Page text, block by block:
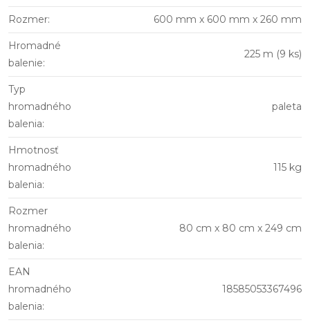
Rozmer: 600 mm x 600 mm x 260 mm
Hromadné
balenie:
225 m (9 ks)
Typ
hromadného
balenia:
paleta
Hmotnosť
hromadného
balenia:
115 kg
Rozmer
hromadného
balenia:
80 cm x 80 cm x 249 cm
EAN
hromadného
balenia:
18585053367496